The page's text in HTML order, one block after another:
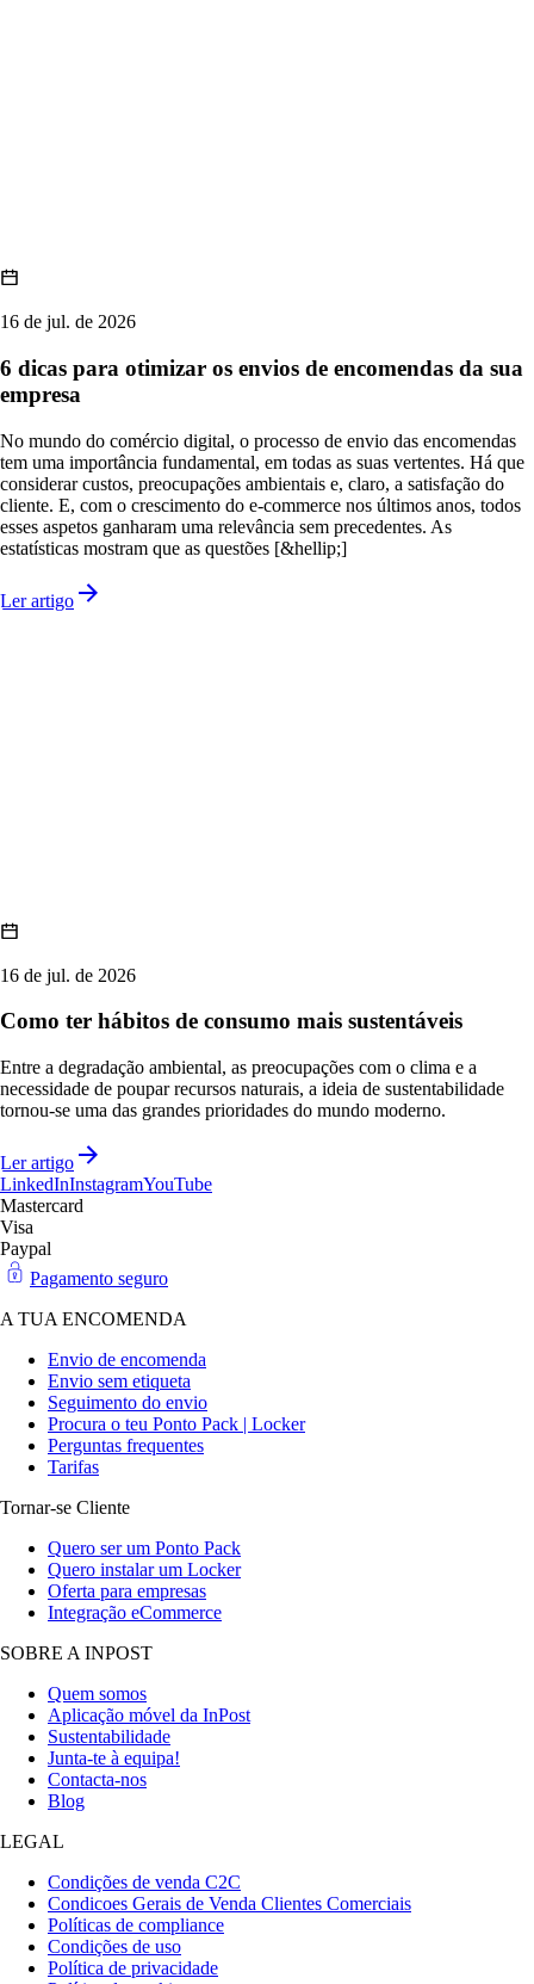
16 de jul. de 2026
6 dicas para otimizar os envios de encomendas da sua
empresa
No mundo do comércio digital, o processo de envio das encomendas
tem uma importância fundamental, em todas as suas vertentes. Há que
considerar custos, preocupações ambientais e, claro, a satisfação do
cliente. E, com o crescimento do e-commerce nos últimos anos, todos
esses aspetos ganharam uma relevância sem precedentes. As
estatísticas mostram que as questões [&hellip;]
Ler artigo
16 de jul. de 2026
Como ter hábitos de consumo mais sustentáveis
Entre a degradação ambiental, as preocupações com o clima e a
necessidade de poupar recursos naturais, a ideia de sustentabilidade
tornou-se uma das grandes prioridades do mundo moderno.
Ler artigo
LinkedInInstagramYouTube
Mastercard
Visa
Paypal
Pagamento seguro
A TUA ENCOMENDA
Envio de encomenda
Envio sem etiqueta
Seguimento do envio
Procura o teu Ponto Pack | Locker
Perguntas frequentes
Tarifas
Tornar-se Cliente
Quero ser um Ponto Pack
Quero instalar um Locker
Oferta para empresas
Integração eCommerce
SOBRE A INPOST
Quem somos
Aplicação móvel da InPost
Sustentabilidade
Junta-te à equipa!
Contacta-nos
Blog
LEGAL
Condições de venda C2C
Condicoes Gerais de Venda Clientes Comerciais
Políticas de compliance
Condições de uso
Política de privacidade